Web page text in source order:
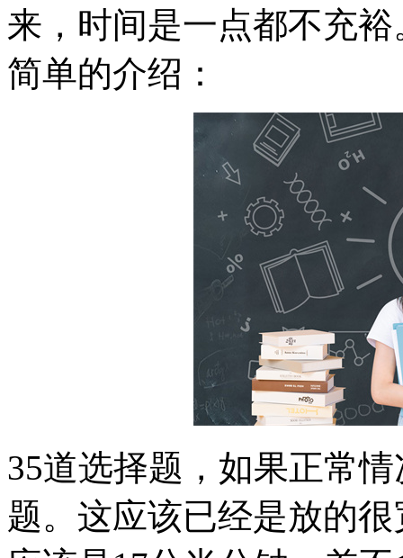
来，时间是一点都不充
简单的介绍：
35道选择题，如果正常
题。这应该已经是放的